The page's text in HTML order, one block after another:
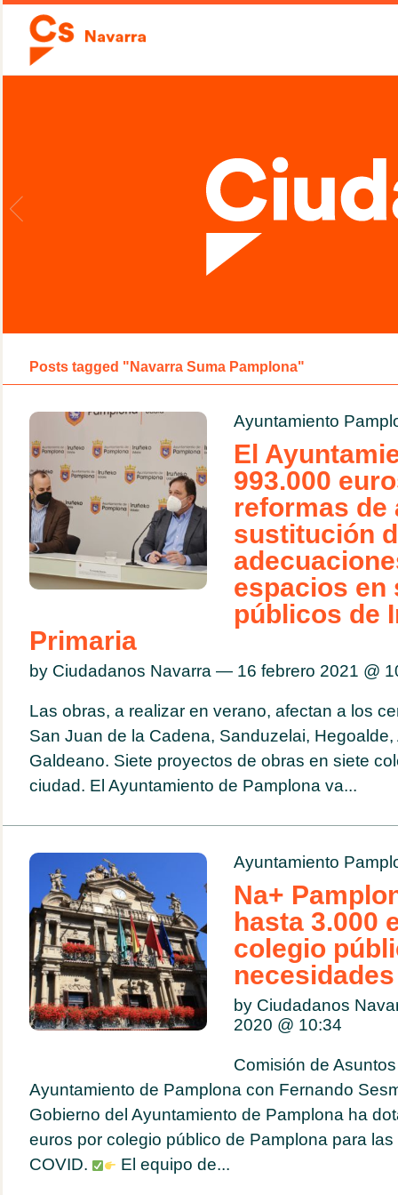
Posts tagged "Navarra Suma Pamplona"
Ayuntamiento
El
993.000
reformas de
sustitución
espacios en
públicos de
Primaria
by Ciudadanos Navarra — 16 febrero 2021 @
Las obras, a realizar en verano, afectan a los
San Juan de la Cadena, Sanduzelai, Hegoalde,
Galdeano. Siete proyectos de obras en siete
ciudad. El Ayuntamiento de Pamplona va...
Ayuntamiento
Na+
hasta 3.000
colegio
by Ciudadanos
2020 @ 10:34
Comisión de
Ayuntamiento de Pamplona con Fernando
Gobierno del Ayuntamiento de Pamplona ha
euros por colegio público de Pamplona para
COVID.
El equipo de...